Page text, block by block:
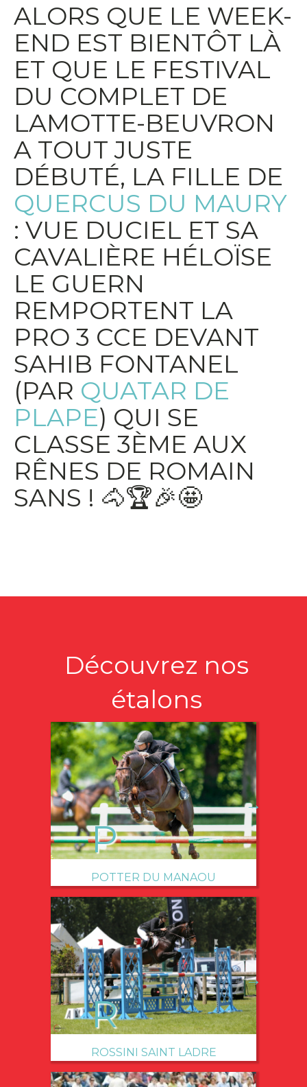
ALORS QUE LE WEEK-
END EST BIENTÔT LÀ
ET QUE LE FESTIVAL
DU COMPLET DE
LAMOTTE-BEUVRON
A TOUT JUSTE
DÉBUTÉ, LA FILLE DE
QUERCUS DU MAURY
: VUE DUCIEL ET SA
CAVALIÈRE HÉLOÏSE
LE GUERN
REMPORTENT LA
PRO 3 CCE DEVANT
SAHIB FONTANEL
(PAR QUATAR DE
PLAPE) QUI SE
CLASSE 3ÈME AUX
RÊNES DE ROMAIN
SANS ! 🐴🏆🎉🤩
Découvrez nos
étalons
POTTER DU MANAOU
→
ROSSINI SAINT LADRE
→